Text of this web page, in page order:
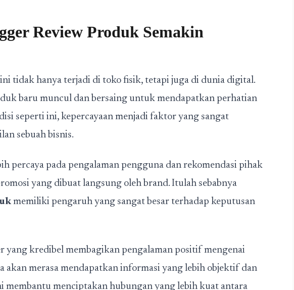
Review Produk Semakin
ini tidak hanya terjadi di toko fisik, tetapi juga di dunia digital.
baru muncul dan bersaing untuk mendapatkan perhatian
seperti ini, kepercayaan menjadi faktor yang sangat
sebuah bisnis.
percaya pada pengalaman pengguna dan rekomendasi pihak
yang dibuat langsung oleh brand. Itulah sebabnya
memiliki pengaruh yang sangat besar terhadap keputusan
yang kredibel membagikan pengalaman positif mengenai
akan merasa mendapatkan informasi yang lebih objektif dan
membantu menciptakan hubungan yang lebih kuat antara